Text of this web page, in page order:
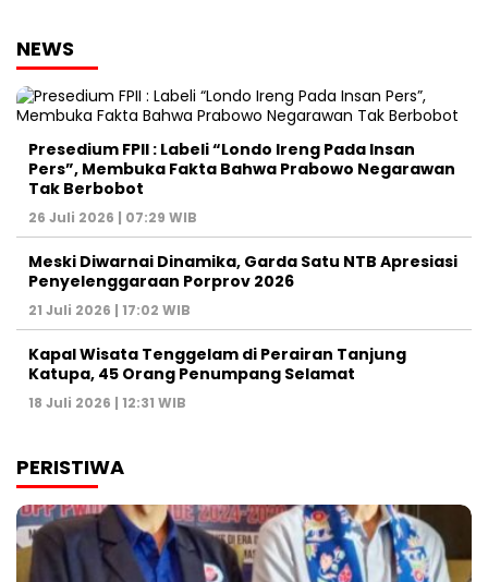
NEWS
Presedium FPII : Labeli “Londo Ireng Pada Insan
Pers”, Membuka Fakta Bahwa Prabowo Negarawan
Tak Berbobot
26 Juli 2026 | 07:29 WIB
Meski Diwarnai Dinamika, Garda Satu NTB Apresiasi
Penyelenggaraan Porprov 2026 ‎
21 Juli 2026 | 17:02 WIB
Kapal Wisata Tenggelam di Perairan Tanjung
Katupa, 45 Orang Penumpang Selamat
18 Juli 2026 | 12:31 WIB
PERISTIWA